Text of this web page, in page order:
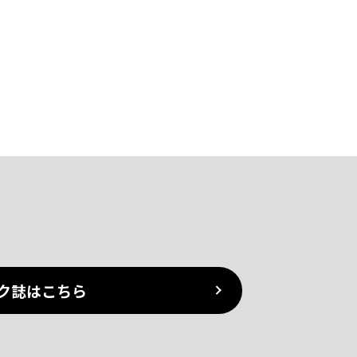
誌はこちら